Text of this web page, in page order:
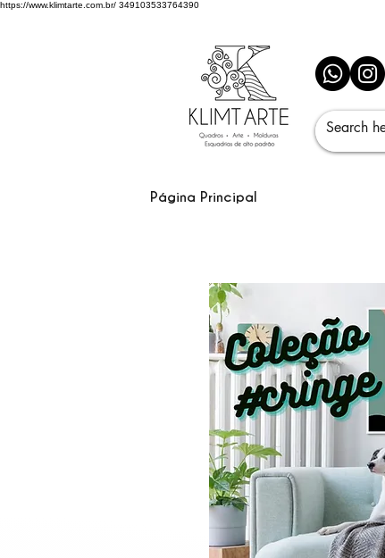
https://www.klimtarte.com.br/ 349103533764390
Página Principal